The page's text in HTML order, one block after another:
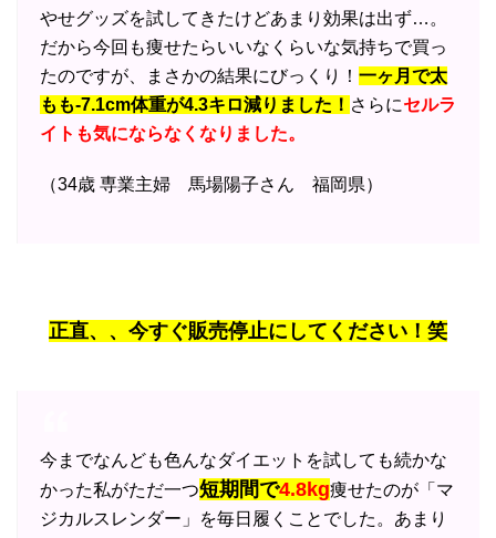
やせグッズを試してきたけどあまり効果は出ず…。
だから今回も痩せたらいいなくらいな気持ちで買っ
たのですが、まさかの結果にびっくり！ 一ヶ月で太
もも-7.1cm体重が4.3キロ減りました！ さらにセルラ
イトも気にならなくなりました。
（34歳 専業主婦 馬場陽子さん 福岡県）
正直、、今すぐ販売停止にしてください！笑
今までなんども色んなダイエットを試しても続かな
かった私がただ一つ短期間で4.8kg痩せたのが「マ
ジカルスレンダー」を毎日履くことでした。あまり